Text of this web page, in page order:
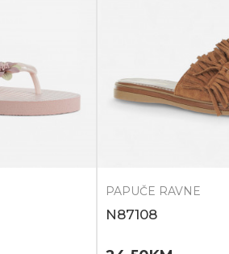
PAPUČE RAVNE
N87108